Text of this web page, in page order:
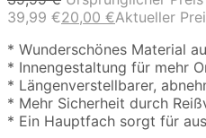
39,99 €20,00 €Aktueller
* Wunderschönes Material
* Innengestaltung für mehr
* Längenverstellbarer,
* Mehr Sicherheit durch
* Ein Hauptfach sorgt für